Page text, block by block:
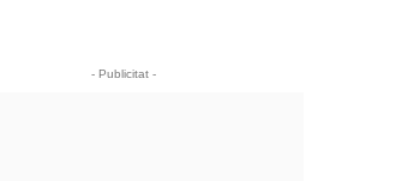
- Publicitat -